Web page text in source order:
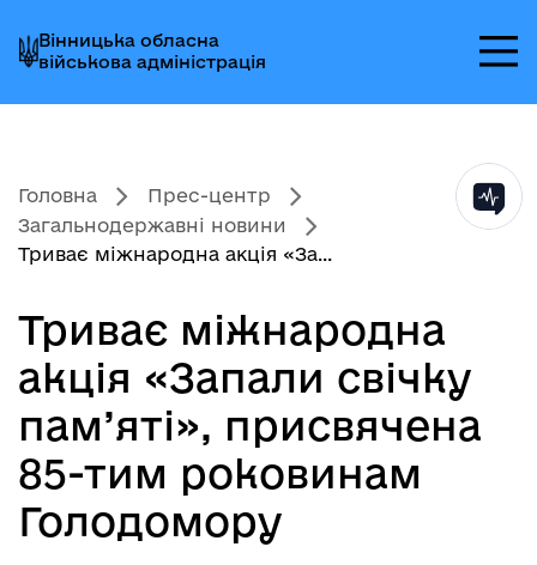
до
головного
меню
до
головного
вмісту
до
головного
колонтитула
Вінницька обласна
військова адміністрація
Головна
Прес-центр
Загальнодержавні новини
Триває міжнародна акція «За...
Триває міжнародна
акція «Запали свічку
пам’яті», присвячена
85-тим роковинам
Голодомору